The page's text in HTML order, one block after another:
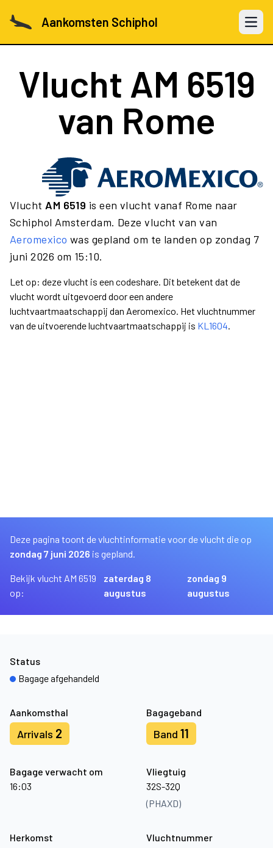
Aankomsten Schiphol Open
Vlucht AM 6519
van Rome
Vlucht AM 6519 is een vlucht vanaf Rome naar
Schiphol Amsterdam. Deze vlucht van van
Aeromexico was gepland om te landen op zondag 7
juni 2026 om 15:10.
Let op: deze vlucht is een codeshare. Dit betekent dat de
vlucht wordt uitgevoerd door een andere
luchtvaartmaatschappij dan Aeromexico. Het vluchtnummer
van de uitvoerende luchtvaartmaatschappij is KL1604.
Deze pagina toont de vluchtinformatie voor de vlucht die op
zondag 7 juni 2026 is gepland.
Bekijk vlucht AM 6519
op:
zaterdag 8
augustus
zondag 9
augustus
Aankomsthal
Arrivals 2
Bagageband
Band 11
Bagage verwacht om
16:03
Vliegtuig
32S-32Q
(PHAXD)
Status
Bagage afgehandeld
Herkomst
Vluchtnummer